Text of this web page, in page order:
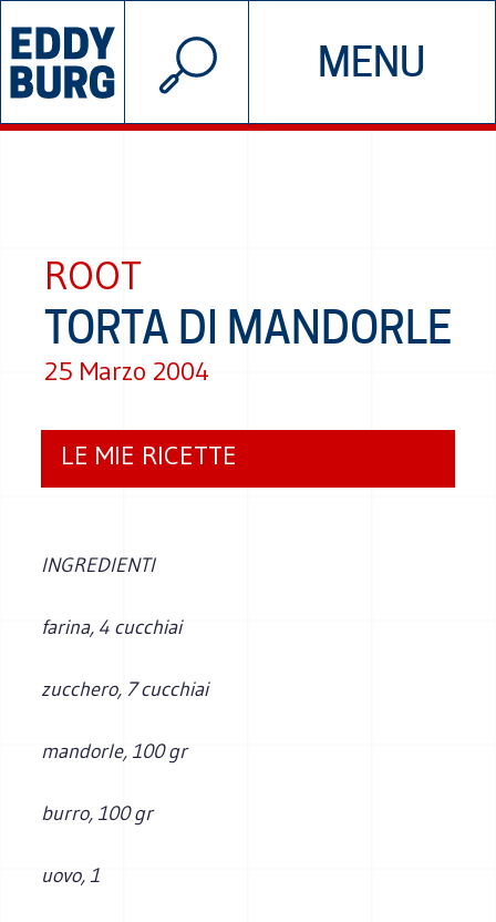
MENU
INIZIATIVE CHI SIAMO
© 2026 EDDYBURG
ROOT
TORTA DI MANDORLE
25 Marzo 2004
LE MIE RICETTE
INGREDIENTI
farina, 4 cucchiai
zucchero, 7 cucchiai
mandorle, 100 gr
burro, 100 gr
uovo, 1